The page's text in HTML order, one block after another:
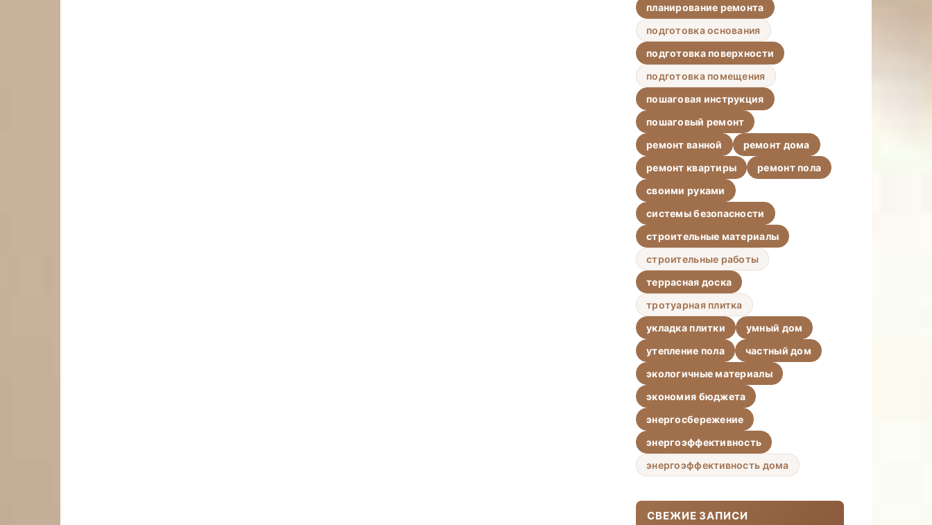
планирование ремонта
подготовка основания
подготовка поверхности
подготовка помещения
пошаговая инструкция
пошаговый ремонт
ремонт ванной
ремонт дома
ремонт квартиры
ремонт пола
своими руками
системы безопасности
строительные материалы
строительные работы
террасная доска
тротуарная плитка
укладка плитки
умный дом
утепление пола
частный дом
экологичные материалы
экономия бюджета
энергосбережение
энергоэффективность
энергоэффективность дома
СВЕЖИЕ ЗАПИСИ